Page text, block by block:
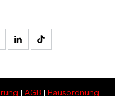
AGB Hausordnung